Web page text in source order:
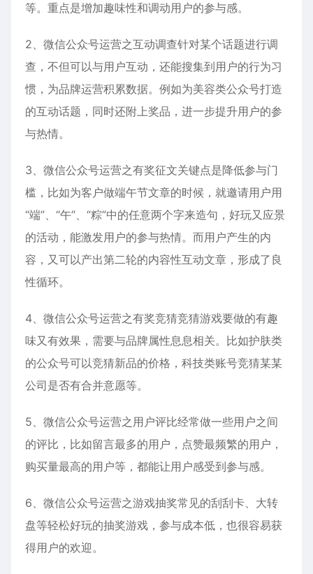
等。重点是增加趣味性和调动用户的参与感。
2、微信公众号运营之互动调查针对某个话题进行调
查，不但可以与用户互动，还能搜集到用户的行为习
惯，为品牌运营积累数据。例如为美容类公众号打造
的互动话题，同时还附上奖品，进一步提升用户的参
与热情。
3、微信公众号运营之有奖征文关键点是降低参与门
槛，比如为客户做端午节文章的时候，就邀请用户用
“端”、“午”、“粽”中的任意两个字来造句，好玩又应景
的活动，能激发用户的参与热情。而用户产生的内
容，又可以产出第二轮的内容性互动文章，形成了良
性循环。
4、微信公众号运营之有奖竞猜竞猜游戏要做的有趣
味又有效果，需要与品牌属性息息相关。比如护肤类
的公众号可以竞猜新品的价格，科技类账号竞猜某某
公司是否有合并意愿等。
5、微信公众号运营之用户评比经常做一些用户之间
的评比，比如留言最多的用户，点赞最频繁的用户，
购买量最高的用户等，都能让用户感受到参与感。
6、微信公众号运营之游戏抽奖常见的刮刮卡、大转
盘等轻松好玩的抽奖游戏，参与成本低，也很容易获
得用户的欢迎。